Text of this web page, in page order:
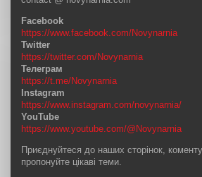
Facebook
https://www.facebook.com/Novynarnia
Twitter
https://twitter.com/Novynarnia
Телеграм
https://t.me/Novynarnia
Instagram
https://www.instagram.com/novynarnia/
YouTube
https://www.youtube.com/@Novynarnia
Приєднуйтеся до наших сторінок,
пропонуйте цікаві теми.